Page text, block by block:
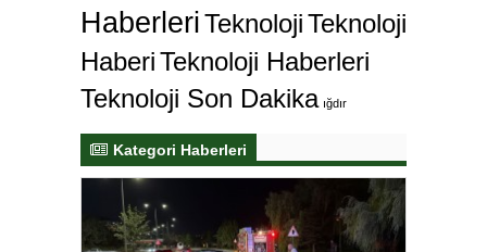
HaberleriTeknolojiTeknoloji
HaberiTeknoloji Haberleri
Teknoloji Son Dakika ığdır
Kategori Haberleri